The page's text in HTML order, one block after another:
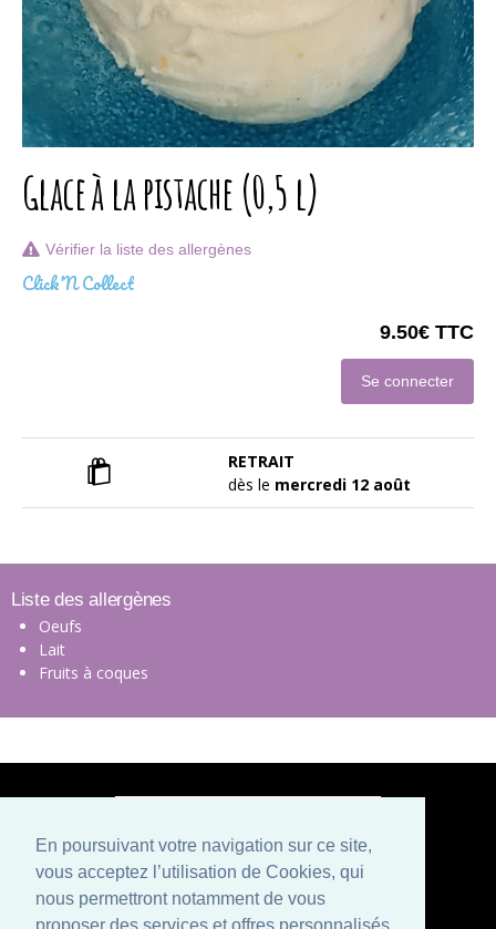
En poursuivant votre navigation sur ce site,
vous acceptez l’utilisation de Cookies, qui
nous permettront notamment de vous
Glace à la pistache (0,5 l)
Vérifier la liste des allergènes
Click'N Collect
9.50€ TTC
Se connecter
RETRAIT
dès le mercredi 12 août
Liste des allergènes
Oeufs
Lait
Fruits à coques
Paiement sécurisé